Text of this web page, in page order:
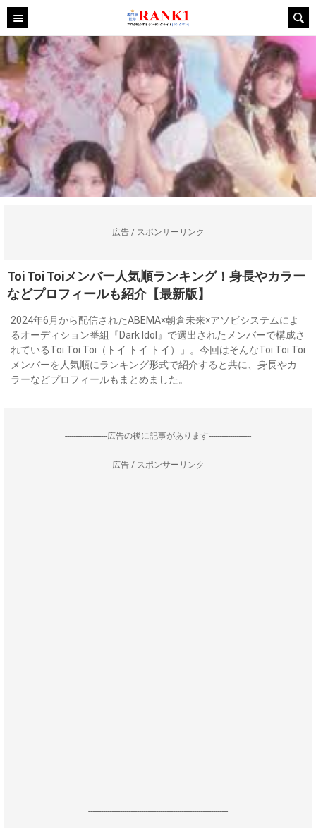
広告 / スポンサーリンク
Toi Toi Toiメンバー人気順ランキング！身長やカラー
などプロフィールも紹介【最新版】
2024年6月から配信されたABEMA×朝倉未来×アソビシステムによ
るオーディション番組『Dark Idol』で選出されたメンバーで構成さ
れているToi Toi Toi（トイ トイ トイ）」。今回はそんなToi Toi Toi
メンバーを人気順にランキング形式で紹介すると共に、身長やカ
ラーなどプロフィールもまとめました。
--------------------広告の後に記事があります--------------------
広告 / スポンサーリンク
------------------------------------------------------------------